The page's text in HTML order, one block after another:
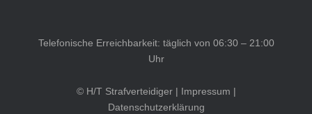
Telefonische Erreichbarkeit: täglich von 06:30 – 21:00
Uhr
© H/T Strafverteidiger | Impressum |
Datenschutzerklärung